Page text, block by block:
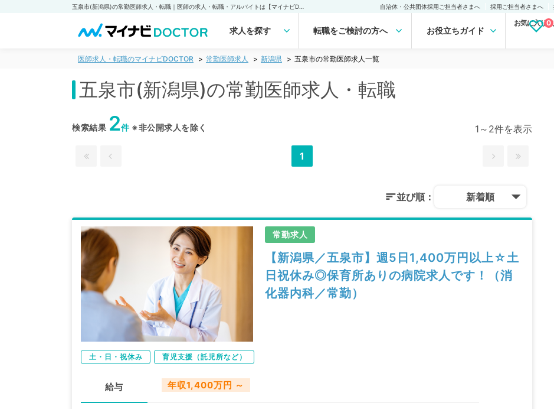
自治体・公共団体採用ご担当者さまへ 採用ご担当者さまへ
求人を探す 転職をご検討の方へ お役立ちガイド
お気に入り求
0
医師求人・転職のマイナビDOCTOR 常勤医師求人 新潟県 五泉市の常勤医師求人一覧
五泉市(新潟県)の常勤医師求人・転職
検索結果 2件※非公開求人を除く 1～2件を表示
1
並び順： 新着順
常勤求人
【新潟県／五泉市】週5日1,400万円以上☆土
日祝休み◎保育所ありの病院求人です！（消
化器内科／常勤）
土・日・祝休み 育児支援（託児所など）
給与 年収1,400万円 ～